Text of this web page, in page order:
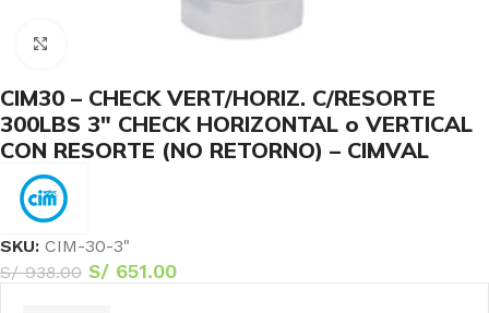
Haga Click para agrandar
CIM30 – CHECK VERT/HORIZ. C/RESORTE
300LBS 3″ CHECK HORIZONTAL o VERTICAL
CON RESORTE (NO RETORNO) – CIMVAL
SKU: CIM-30-3"
S/938.00 S/ 651.00